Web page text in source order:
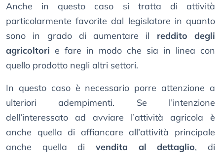
Anche in questo caso si tratta di attività
particolarmente favorite dal legislatore in quanto
sono in grado di aumentare il reddito degli
agricoltori e fare in modo che sia in linea con
quello prodotto negli altri settori.
In questo caso è necessario porre attenzione a
ulteriori adempimenti. Se l’intenzione
dell’interessato ad avviare l’attività agricola è
anche quella di affiancare all’attività principale
anche quella di vendita al dettaglio, di